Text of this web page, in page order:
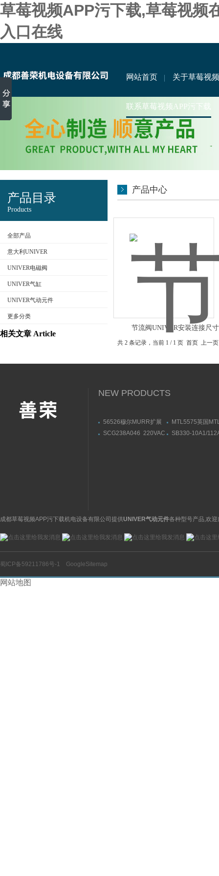
草莓视频APP污下载,草莓视频
入口在线
网站首页 关于草莓视
联系草莓视频APP污下载
产品目录
Products
全部产品
意大利UNIVER
UNIVER电磁阀
UNIVER气缸
UNIVER气动元件
更多分类
相关文章 Article
产品中心
节流阀UNIVER安装连接尺寸
共 2 条记录，当前 1 / 1 页 首页 上
NEW PRODUCTS
56526穆尔MURR扩展
模块安装连接尺寸
MTL5575英国
栅MTL5573导轨
SCG238A046 220VAC
SB330-10A1/
成都草莓视频APP污下载机电设备有限公司提供UNIVER气动元件各种型号产品,欢
蜀ICP备59211786号-1 GoogleSitemap
网站地图